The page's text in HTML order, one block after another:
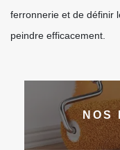
ferronnerie et de définir
peindre efficacement.
NOS